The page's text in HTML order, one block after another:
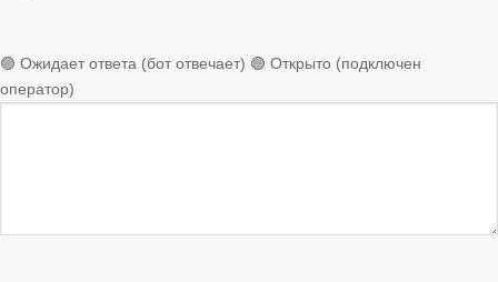
🟣 Ожидает ответа (бот отвечает) 🟢 Открыто (подключен
оператор)